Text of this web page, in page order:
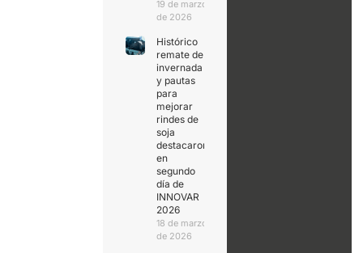
19 de marzo
de 2026
Histórico
remate de
invernada
y pautas
para
mejorar
rindes de
soja
destacaron
en
segundo
día de
INNOVAR
2026
18 de marzo
de 2026